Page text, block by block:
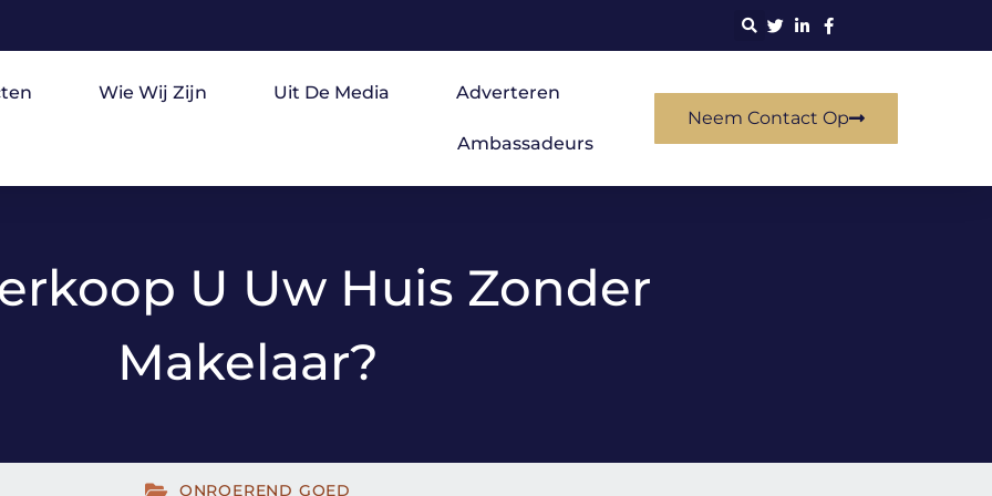
Wie Wij Zijn Uit De Media Adverteren
Ambassadeurs
Neem Contact Op
U Uw Huis Zonder
Makelaar?
ONROEREND GOED